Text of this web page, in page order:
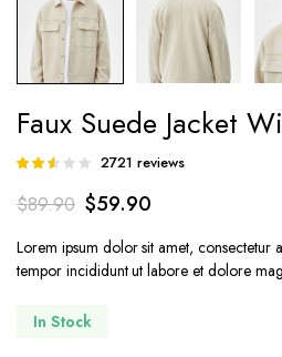
Faux Suede Jacket
Rated
out of
based
on
2703
customer
2721 reviews
$89.90 $59.90
Lorem ipsum dolor sit amet, consectetur
tempor incididunt ut labore et dolore
In Stock